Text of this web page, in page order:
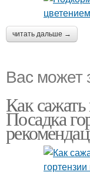
читать дальше →
Вас может
Как
Посадка